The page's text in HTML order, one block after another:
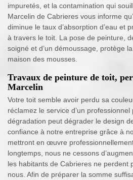
impuretés, et la contamination qui
Marcelin de Cabrieres vous informe
diminue le taux d’absorption d’eau et
à travers le toit. La pose de peinture,
soigné et d’un démoussage, protège
maison des mousses.
Travaux de peinture de toit,
Marcelin
Votre toit semble avoir perdu sa
réclamez le service d’un
dégradation peut dégrader le design
confiance à notre entreprise grâce à
mettront en œuvre
longtemps, nous ne cessons
les habitants de Cabrieres ne perdent
nous. Afin de préparer la somme